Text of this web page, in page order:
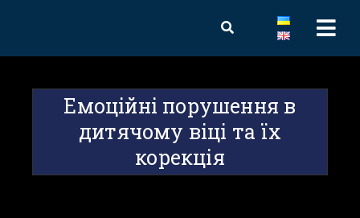
Емоційні порушення в
дитячому віці та їх
корекція